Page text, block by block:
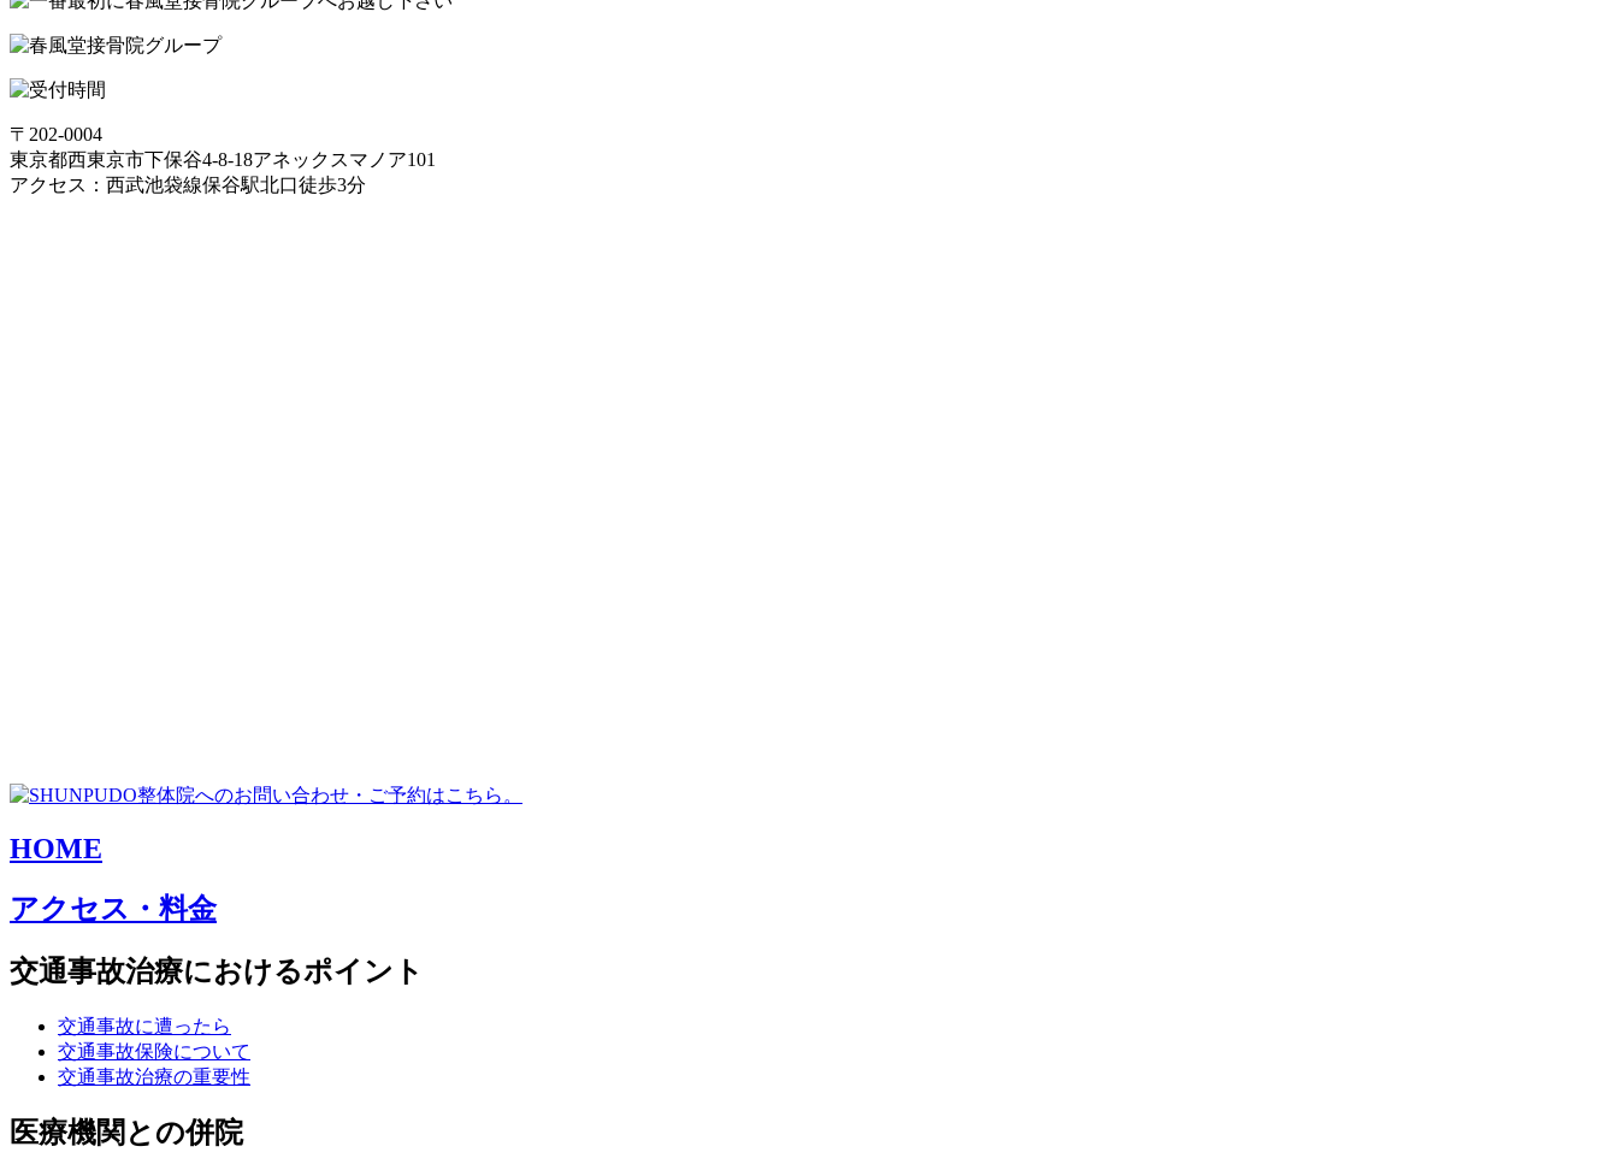
〒202-0004
東京都西東京市下保谷4-8-18アネックスマノア101
アクセス：西武池袋線保谷駅北口徒歩3分
HOME
アクセス・料金
交通事故治療におけるポイント
交通事故に遭ったら
交通事故保険について
交通事故治療の重要性
医療機関との併院